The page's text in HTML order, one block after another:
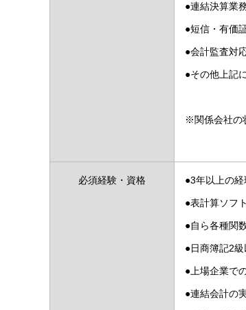
●連結決算業
●短信・有価
●会計監査対
●その他上記
※関係会社の
必須経験・資格 ●3年以上の
●表計算ソフ
●自ら各種関
●日商簿記2級
●上場企業で
●連結会計の